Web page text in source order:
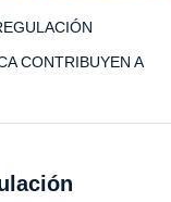
CONTRIBUYEN A